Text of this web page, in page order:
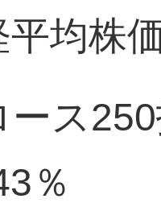
平均株
ース
％